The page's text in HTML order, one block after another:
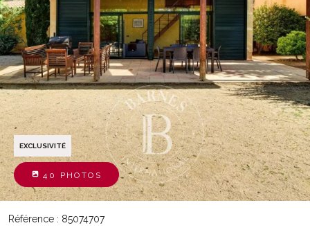
EXCLUSIVITÉ
40 PHOTOS
Référence : 85074707